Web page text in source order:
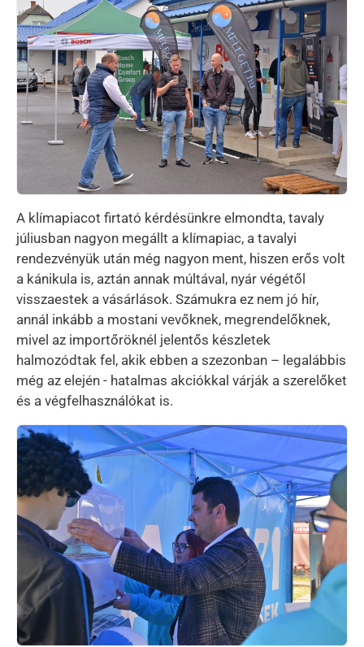
A klímapiacot firtató kérdésünkre elmondta, tavaly
júliusban nagyon megállt a klímapiac, a tavalyi
rendezvényük után még nagyon ment, hiszen erős volt
a kánikula is, aztán annak múltával, nyár végétől
visszaestek a vásárlások. Számukra ez nem jó hír,
annál inkább a mostani vevőknek, megrendelőknek,
mivel az importőröknél jelentős készletek
halmozódtak fel, akik ebben a szezonban – legalábbis
még az elején - hatalmas akciókkal várják a szerelőket
és a végfelhasználókat is.
Kép